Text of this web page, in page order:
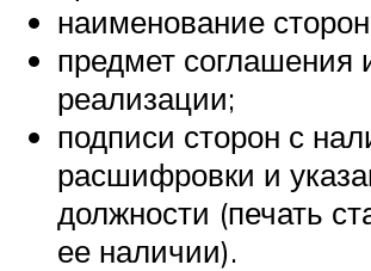
наименование
предмет соглашения
реализации;
подписи сторон с
расшифровки и
должности (печать
ее наличии).